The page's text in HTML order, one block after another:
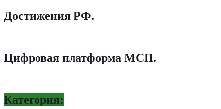
Достижения РФ.
Цифровая платформа МСП.
Категория: